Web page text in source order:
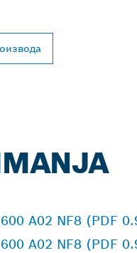
A02 NF8 (PDF
A02 NF8 (PDF